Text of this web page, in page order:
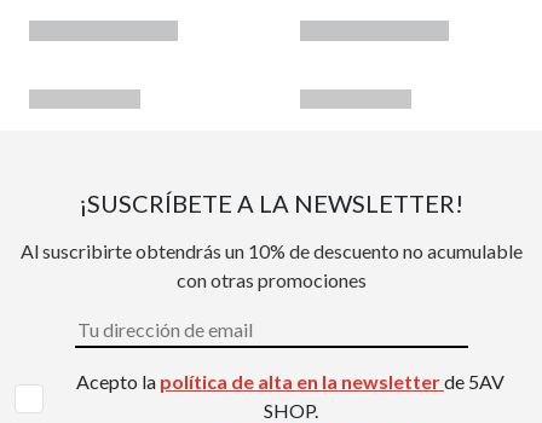
¡SUSCRÍBETE A LA NEWSLETTER!
Al suscribirte obtendrás un 10% de descuento no acumulable
con otras promociones
Acepto la política de alta en la newsletterde 5AV
SHOP.